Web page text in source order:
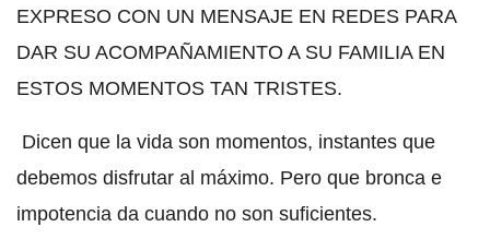
EXPRESO CON UN MENSAJE EN REDES PARA
DAR SU ACOMPAÑAMIENTO A SU FAMILIA EN
ESTOS MOMENTOS TAN TRISTES.
Dicen que la vida son momentos, instantes que
debemos disfrutar al máximo. Pero que bronca e
impotencia da cuando no son suficientes.